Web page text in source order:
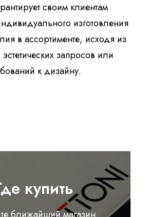
своим клиентам
изготовления
в ассортименте, исходя из
запросов или
к дизайну.
купить